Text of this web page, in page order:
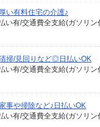
い有料住宅の介護♪
有/交通費全支給(ガソリン
掃/見回りなど◎日払いOK
有/交通費全支給(ガソリン
事や掃除など♪日払いOK
有/交通費全支給(ガソリン